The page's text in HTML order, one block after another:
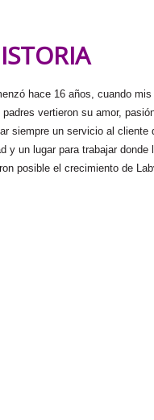
hace 16 años, cuando
vertieron su amor,
siempre un servicio al cliente
y un lugar para trabajar
posible el crecimiento de